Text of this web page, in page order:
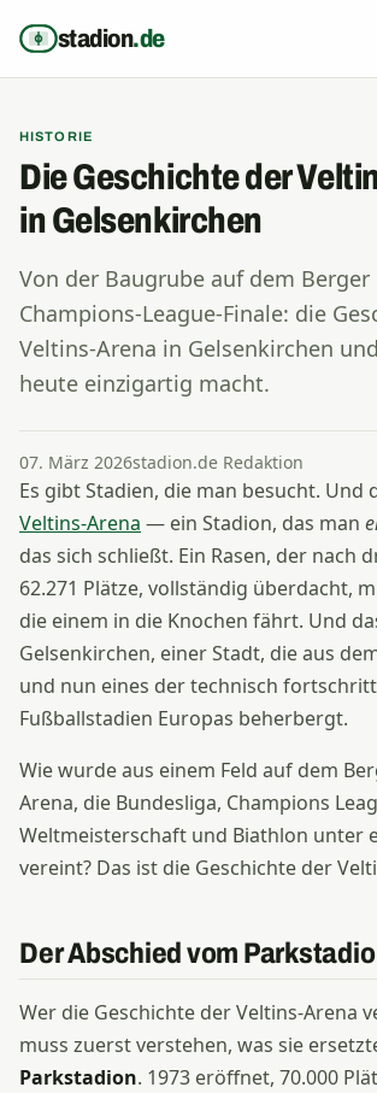
stadion.de
HISTORIE
Die Geschichte der
in Gelsenkirchen
Von der Baugrube auf dem Berger
Champions-League-Finale: die
Veltins-Arena in Gelsenkirchen
heute einzigartig macht.
07. März 2026stadion.de Redaktion
Es gibt Stadien, die man besucht. Und
Veltins-Arena — ein Stadion, das man
das sich schließt. Ein Rasen, der nach
62.271 Plätze, vollständig überdacht,
die einem in die Knochen fährt. Und
Gelsenkirchen, einer Stadt, die aus
und nun eines der technisch
Fußballstadien Europas beherbergt.
Wie wurde aus einem Feld auf dem
Arena, die Bundesliga, Champions
Weltmeisterschaft und Biathlon unter
vereint? Das ist die Geschichte der
Der Abschied vom
Wer die Geschichte der Veltins-Arena
muss zuerst verstehen, was sie
Parkstadion. 1973 eröffnet, 70.000